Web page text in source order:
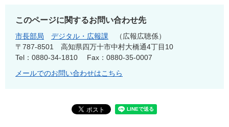
このページに関するお問い合わせ先
市長部局 デジタル・広報課
広報広聴係
〒787-8501
高知県四万十市中村大橋通4丁目10
Tel：0880-34-1810
Fax：0880-35-0007
メールでのお問い合わせはこちら